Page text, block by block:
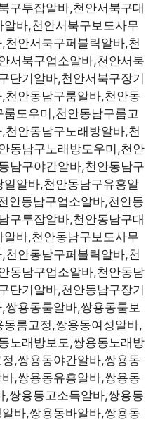
구투잡알바,천안서북구대
바,천안서북구보도사무
안서북구퍼블릭알바,천
서북구업소알바,천안서북
단기알바,천안서북구장기
천안동남구룸알바,천안동
도우미,천안동남구룸고
안동남구노래방알바,천
동남구노래방도우미,천안
남구야간알바,천안동남구
알바,천안동남구유흥알
안동남구업소알바,천안동
구투잡알바,천안동남구대
바,천안동남구보도사무
안동남구퍼블릭알바,천
동남구업소알바,천안동남
단기알바,천안동남구장기
쌍용동룸알바,쌍용동룸보
룸고정,쌍용동여성알바,
노래방보도,쌍용동노래방
,쌍용동야간알바,쌍용동
,쌍용동유흥알바,쌍용동
쌍용동고소득알바,쌍용동
바,쌍용동바알바,쌍용동